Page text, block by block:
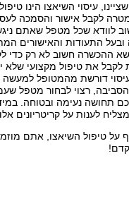
עיסוי השיאצו הינו
לקבל אישור והסמכה
לוודא שכל מטפל שאתם
התעודות והאישורים
ההכשרה חשוב לא רק כדי
את טיפול מקצועי שלא
דורשת מהמטופל
רצוי לבחור מטפל
תחושה נעימה ובטוחה.
לענות על קריטריונים
על טיפול השיאצו, אתם